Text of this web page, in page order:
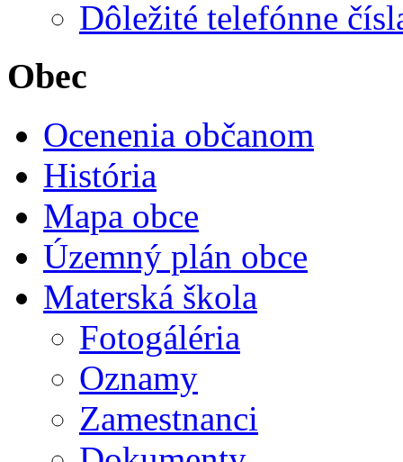
Dôležité telefónne
Obec
Ocenenia občanom
História
Mapa obce
Územný plán obce
Materská škola
Fotogáléria
Oznamy
Zamestnanci